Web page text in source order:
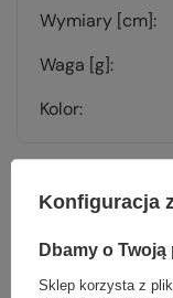
Wymiary [cm]
Waga [g]
Kolor
Konfiguracja
Dbamy o
Sklep korzysta z